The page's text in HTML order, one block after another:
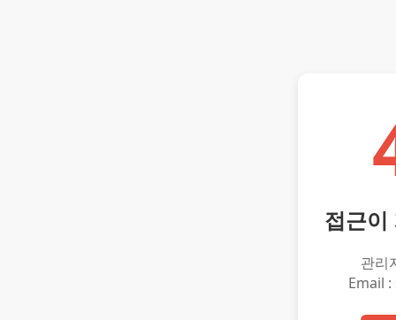
접근이
관리
Email